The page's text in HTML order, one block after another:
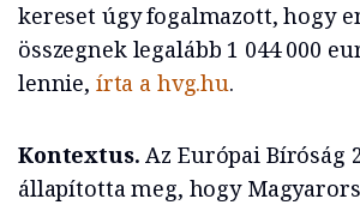
kereset úgy fogalmazott, hogy
összegnek legalább 1 044 000
lennie, írta a hvg.hu.
Kontextus.Az Európai Bíróság
állapította meg, hogy